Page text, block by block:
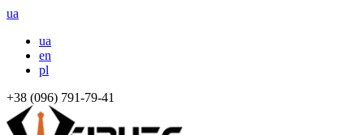
ua
ua
en
pl
+38 (096) 791-79-41